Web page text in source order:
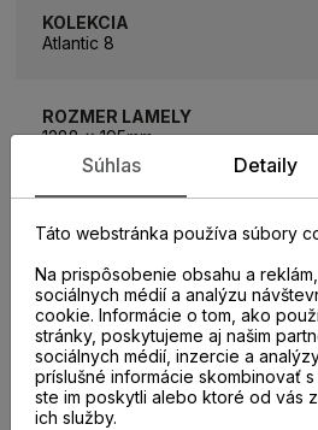
KOLEKCIA
Atlantic 8
ROZMER LAMELY
1288 x 195mm
2,26m2 (9 lamiel)
ZÁŤAŽOVÁ TRIEDA
32
TYP SPOJA
1clic 2go pure +
Súhlas Detaily
Táto webstránka používa súbory
Na prispôsobenie obsahu a
sociálnych médií a analýzu
cookie. Informácie o tom, ako
stránky, poskytujeme aj našim
sociálnych médií, inzercie a
príslušné informácie skombinovať
ste im poskytli alebo ktoré od vás
ich služby.